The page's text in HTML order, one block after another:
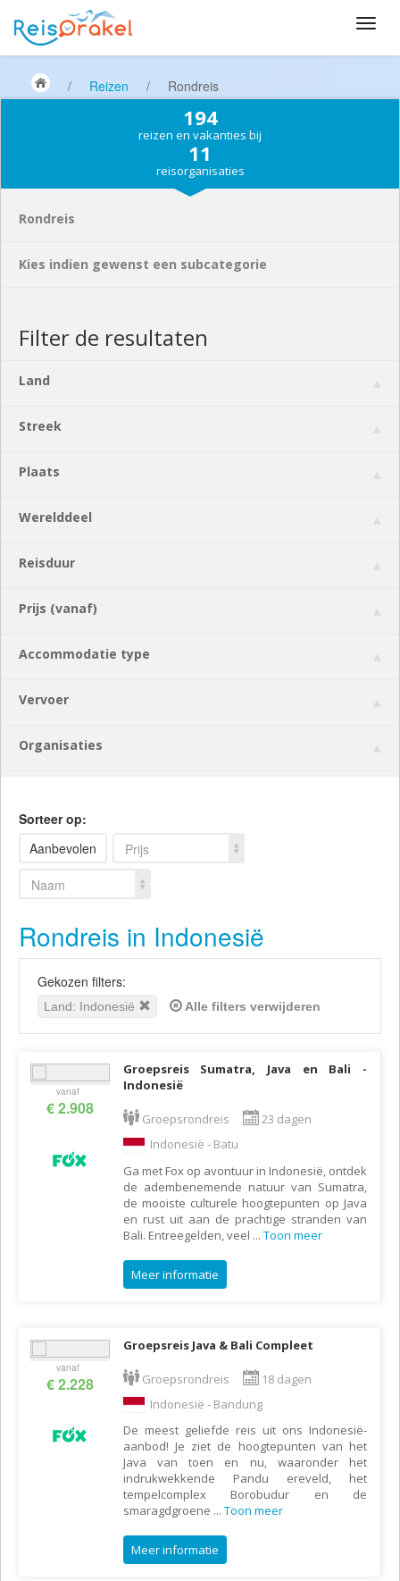
/ Reizen / Rondreis
194
reizen en vakanties bij
11
reisorganisaties
Rondreis
Kies indien gewenst een subcategorie
Filter de resultaten
Land
Streek
Plaats
Werelddeel
Reisduur
Prijs (vanaf)
Accommodatie type
Vervoer
Organisaties
Sorteer op:
Aanbevolen
Prijs
Naam
Rondreis in Indonesië
Gekozen filters:
Land: Indonesië Alle filters verwijderen
vanaf
€ 2.908
Groepsreis Sumatra, Java en Bali -
Indonesië
Groepsrondreis
23 dagen
Indonesië - Batu
Ga met Fox op avontuur in Indonesië, ontdek
de adembenemende natuur van Sumatra,
de mooiste culturele hoogtepunten op Java
en rust uit aan de prachtige stranden van
Bali. Entreegelden, veel ... Toon meer
Meer informatie
vanaf
€ 2.228
Groepsreis Java & Bali Compleet
Groepsrondreis
18 dagen
Indonesië - Bandung
De meest geliefde reis uit ons Indonesië-
aanbod! Je ziet de hoogtepunten van het
Java van toen en nu, waaronder het
indrukwekkende Pandu ereveld, het
tempelcomplex Borobudur en de
smaragdgroene ... Toon meer
Meer informatie